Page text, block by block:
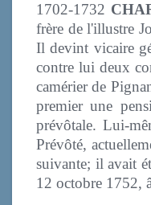
1702-1732
frère de l'illustre
Il devint vicaire
contre lui deux
camérier de
premier une
prévôtale. Lui-
Prévôté,
suivante; il avait
12 octobre 1752,